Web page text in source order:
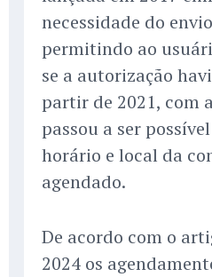
necessidade do
permitindo ao
se a autorização
partir de 2021, com
passou a ser
horário e local da
agendado.
De acordo com o
2024 os